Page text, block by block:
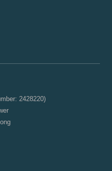
2428220)